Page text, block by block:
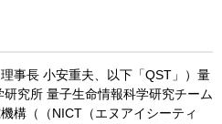
事長 小安重夫、以下「QST」）量
究所 量子生命情報科学研究チーム
構（（NICT（エヌアイシーティ